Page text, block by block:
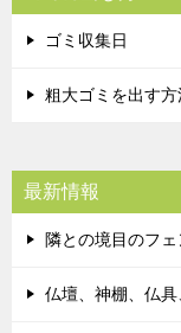
ゴミ収集日
粗大ゴミを出す方
最新情報
隣との境目のフ
仏壇、神棚、仏